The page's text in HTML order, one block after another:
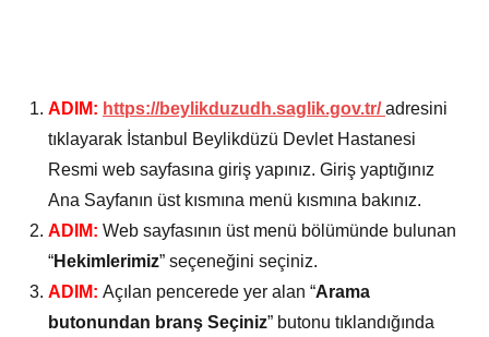
ADIM: https://beylikduzudh.saglik.gov.tr/ adresini
tıklayarak İstanbul Beylikdüzü Devlet Hastanesi
Resmi web sayfasına giriş yapınız. Giriş yaptığınız
Ana Sayfanın üst kısmına menü kısmına bakınız.
ADIM: Web sayfasının üst menü bölümünde bulunan
“Hekimlerimiz” seçeneğini seçiniz.
ADIM: Açılan pencerede yer alan “Arama
butonundan branş Seçiniz” butonu tıklandığında